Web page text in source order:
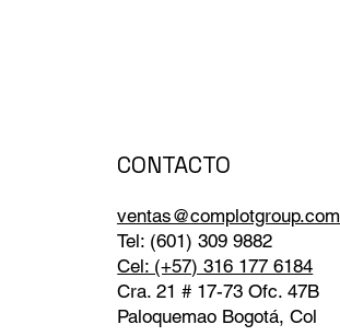
CONTACTO
ventas@complotgroup.com
Tel: (601) 309 9882
Cel: (+57) 316 177 6184
Cra. 21 # 17-73 Ofc. 47B
Paloquemao Bogotá, Col